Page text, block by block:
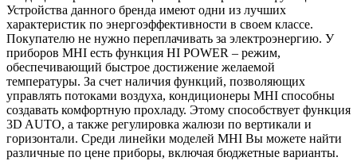
Устройства данного бренда имеют одни из лучших
характеристик по энергоэффективности в своем классе.
Покупателю не нужно переплачивать за электроэнергию. У
приборов MHI есть функция HI POWER – режим,
обеспечивающий быстрое достижение желаемой
температуры. За счет наличия функций, позволяющих
управлять потоками воздуха, кондиционеры MHI способны
создавать комфортную прохладу. Этому способствует функция
3D AUTO, а также регулировка жалюзи по вертикали и
горизонтали. Среди линейки моделей MHI Вы можете найти
различные по цене приборы, включая бюджетные варианты.